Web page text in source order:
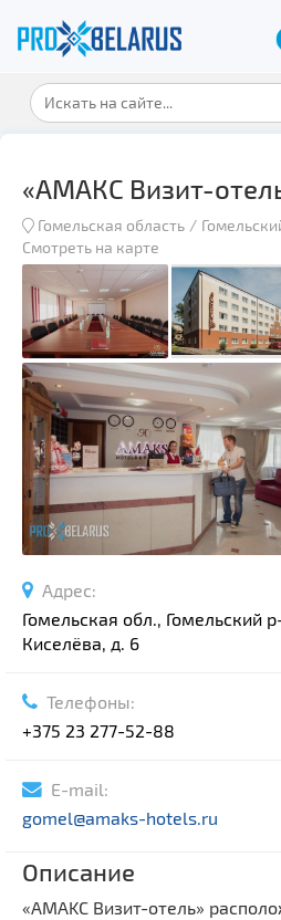
«АМАКС Визит-
Гомельская область
Смотреть на карте
Адрес:
Гомельская обл., Гомельский
Киселёва, д. 6
Телефоны:
+375 23 277-52-88
E-mail:
gomel@amaks-hotels.ru
Описание
«AMAKC Визит-отель»